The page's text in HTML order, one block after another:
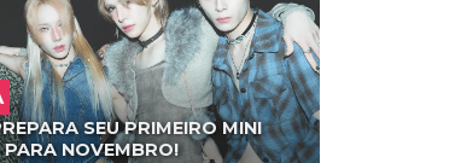
SEU PRIMEIRO MINI
NOVEMBRO!